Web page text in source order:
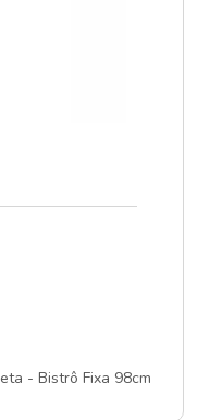
- Bistrô Fixa 98cm